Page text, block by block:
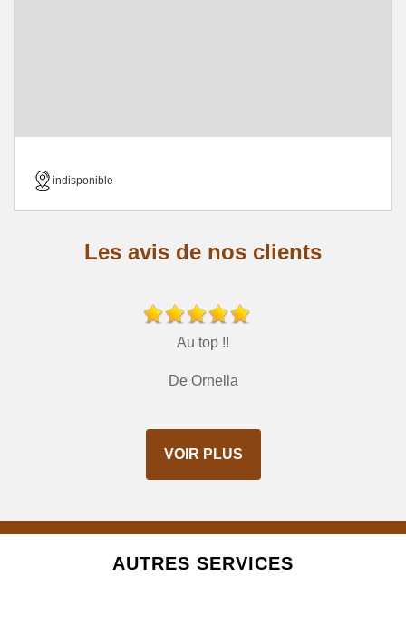
indisponible
Les avis de nos clients
Au top !!
De Ornella
VOIR PLUS
AUTRES SERVICES